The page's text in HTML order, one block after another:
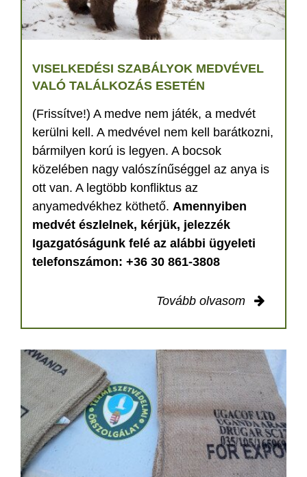
VISELKEDÉSI SZABÁLYOK MEDVÉVEL
VALÓ TALÁLKOZÁS ESETÉN
(Frissítve!) A medve nem játék, a medvét
kerülni kell. A medvével nem kell barátkozni,
bármilyen korú is legyen. A bocsok
közelében nagy valószínűséggel az anya is
ott van. A legtöbb konfliktus az
anyamedvékhez köthető. Amennyiben
medvét észlelnek, kérjük, jelezzék
Igazgatóságunk felé az alábbi ügyeleti
telefonszámon: +36 30 861-3808
Tovább olvasom